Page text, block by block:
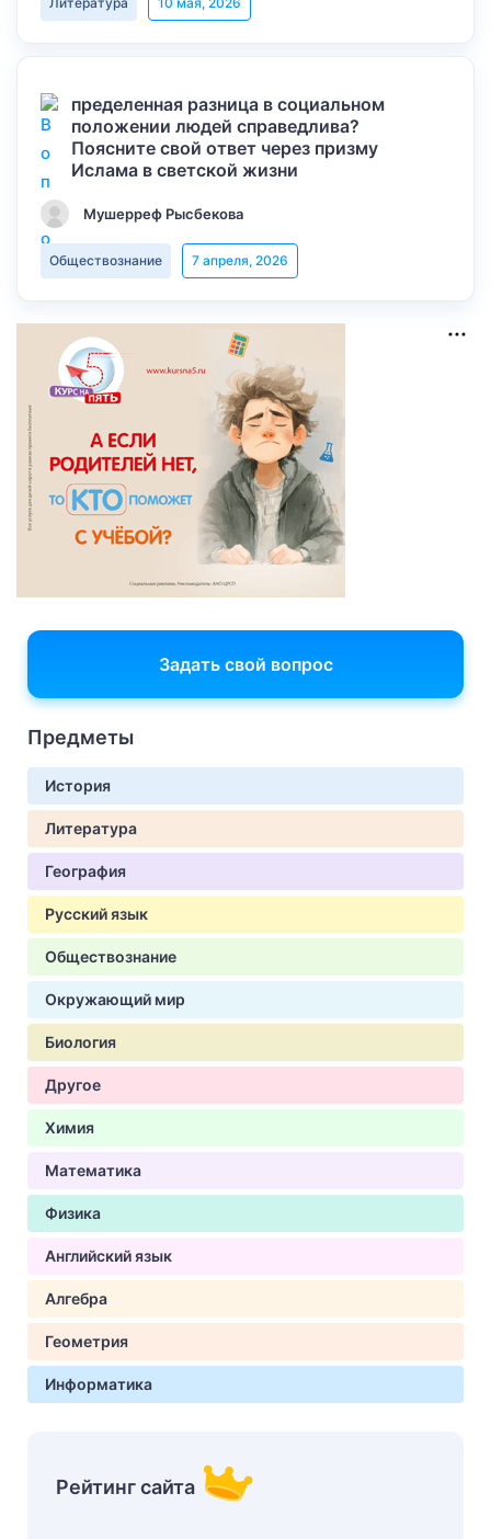
пределенная разница в социальном
положении людей справедлива?
Поясните свой ответ через призму
Ислама в светской жизни
Мушерреф Рысбекова
Обществознание 7 апреля, 2026
Задать свой вопрос
Предметы
История
Литература
География
Русский язык
Обществознание
Окружающий мир
Биология
Другое
Химия
Математика
Физика
Английский язык
Алгебра
Геометрия
Информатика
Рейтинг сайта